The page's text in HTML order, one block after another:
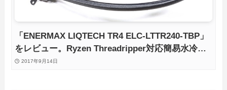
「ENERMAX LIQTECH TR4 ELC-LTTR240-TBP」
をレビュー。Ryzen Threadripper対応簡易水冷
CPUクーラーのスタンダードモデルを試す
2017年9月14日